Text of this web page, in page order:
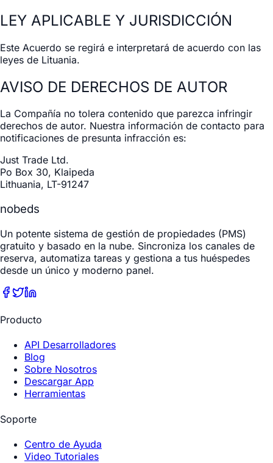
LEY APLICABLE Y JURISDICCIÓN
Este Acuerdo se regirá e interpretará de acuerdo con las
leyes de Lituania.
AVISO DE DERECHOS DE AUTOR
La Compañía no tolera contenido que parezca infringir
derechos de autor. Nuestra información de contacto para
notificaciones de presunta infracción es:
Just Trade Ltd.
Po Box 30, Klaipeda
Lithuania, LT-91247
nobeds
Un potente sistema de gestión de propiedades (PMS)
gratuito y basado en la nube. Sincroniza los canales de
reserva, automatiza tareas y gestiona a tus huéspedes
desde un único y moderno panel.
Producto
API Desarrolladores
Blog
Sobre Nosotros
Descargar App
Herramientas
Soporte
Centro de Ayuda
Video Tutoriales